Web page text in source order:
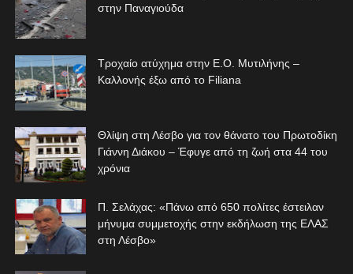
στην Παναγιούδα
Τροχαίο ατύχημα στην Ε.Ο. Μυτιλήνης –
Καλλονής έξω από το Filiana
Θλίψη στη Λέσβο για τον θάνατο του Πρωτοδίκη
Γιάννη Διάκου – Έφυγε από τη ζωή στα 44 του
χρόνια
Π. Σελάχας: «Πάνω από 650 πολίτες έστειλαν
μήνυμα συμμετοχής στην εκδήλωση της ΕΛΑΣ
στη Λέσβο»